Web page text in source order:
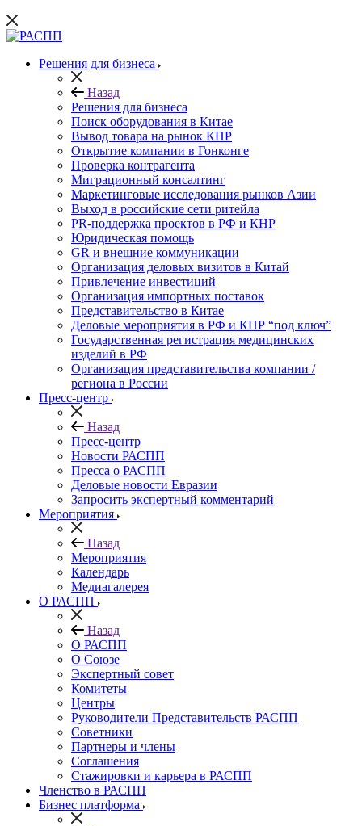
Решения для бизнеса
Назад
Решения для бизнеса
Поиск оборудования в Китае
Вывод товара на рынок КНР
Открытие компании в Гонконге
Проверка контрагента
Миграционный консалтинг
Маркетинговые исследования рынков Азии
Выход в российские сети ритейла
PR-поддержка проектов в РФ и КНР
Юридическая помощь
GR и внешние коммуникации
Организация деловых визитов в Китай
Привлечение инвестиций
Организация импортных поставок
Представительство в Китае
Деловые мероприятия в РФ и КНР “под ключ”
Государственная регистрация медицинских
изделий в РФ
Организация представительства компании /
региона в России
Пресс-центр
Назад
Пресс-центр
Новости РАСПП
Пресса о РАСПП
Деловые новости Евразии
Запросить экспертный комментарий
Мероприятия
Назад
Мероприятия
Календарь
Медиагалерея
О РАСПП
Назад
О РАСПП
О Союзе
Экспертный совет
Комитеты
Центры
Руководители Представительств РАСПП
Советники
Партнеры и члены
Соглашения
Стажировки и карьера в РАСПП
Членство в РАСПП
Бизнес платформа